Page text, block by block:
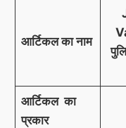
आर्टिकल का नाम
आर्टिकल का
प्रकार